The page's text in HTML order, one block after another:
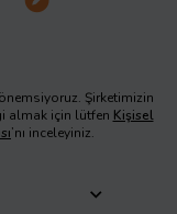
Şirketimizin
almak için lütfen Kişisel
’nı inceleyiniz.